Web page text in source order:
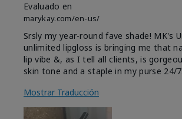
Evaluado en
marykay.com/en-us/
Srsly my year-round fave shade! MK's
unlimited lipgloss is bringing me that
lip vibe &, as I tell all clients, is
skin tone and a staple in my purse 24/7.
Mostrar Traducción